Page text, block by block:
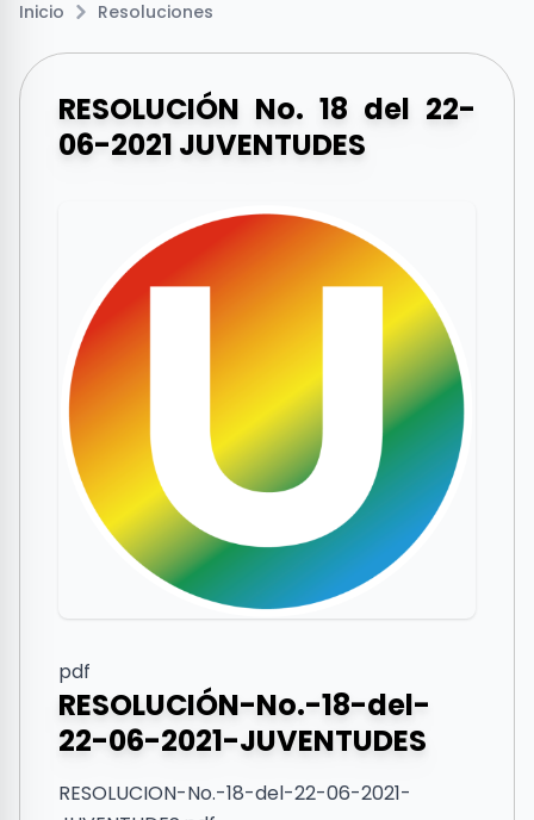
Inicio Resoluciones
RESOLUCIÓN No. 18 del 22-
06-2021 JUVENTUDES
pdf
RESOLUCIÓN-No.-18-del-
22-06-2021-JUVENTUDES
RESOLUCION-No.-18-del-22-06-2021-